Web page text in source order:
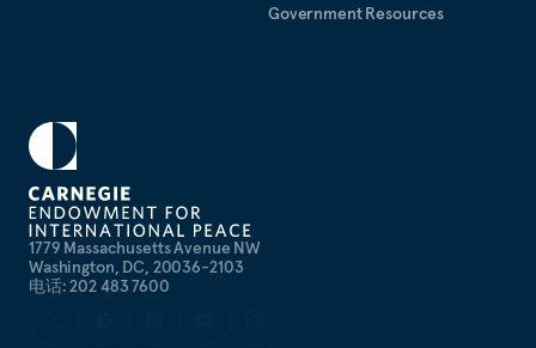
1779 Massachusetts Avenue NW
Washington, DC, 20036-2103
电话: 202 483 7600
Government Resources